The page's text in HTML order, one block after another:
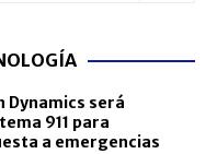
Dynamics será
911 para
a emergencias